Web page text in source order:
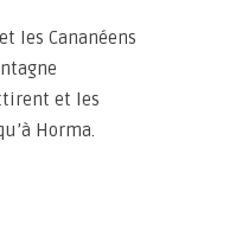
les Cananéens
et les
Horma.